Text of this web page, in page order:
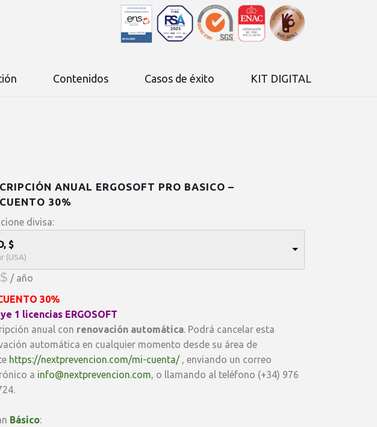
Contenidos Casos de éxito KIT DIGITAL
ANUAL ERGOSOFT PRO BASICO –
30%
divisa:
$
(USA)
$ / año
30%
1 licencias ERGOSOFT
anual con renovación automática. Podrá cancelar esta
automática en cualquier momento desde su área de
https://nextprevencion.com/mi-cuenta/, enviando un correo
a info@nextprevencion.com, o llamando al teléfono (+34) 976
Básico: